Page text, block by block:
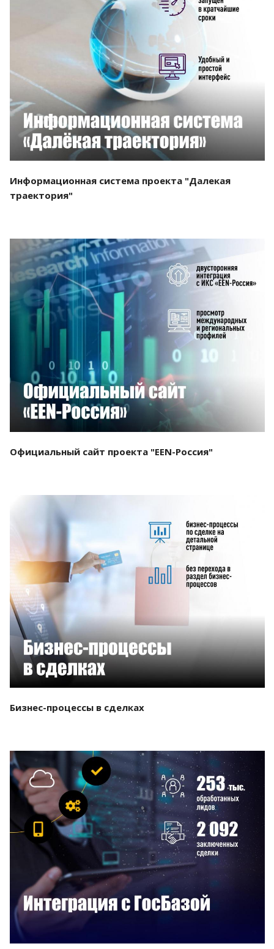
Смотреть проект
Информационная система проекта "Далекая
траектория"
Смотреть проект
Официальный сайт проекта "EEN-Россия"
Бизнес-процессы в сделках
Смотреть проект